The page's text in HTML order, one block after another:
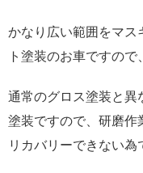
かなり広い範囲をマス
ト塗装のお車ですので
通常のグロス塗装と異
塗装ですので、研磨作
リカバリーできない為